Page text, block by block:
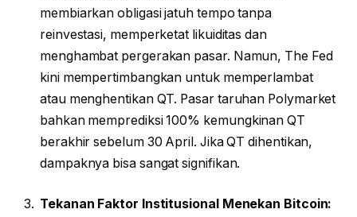
membiarkan obligasi jatuh tempo tanpa
reinvestasi, memperketat likuiditas dan
menghambat pergerakan pasar. Namun, The Fed
kini mempertimbangkan untuk memperlambat
atau menghentikan QT. Pasar taruhan Polymarket
bahkan memprediksi 100% kemungkinan QT
berakhir sebelum 30 April. Jika QT dihentikan,
dampaknya bisa sangat signifikan.
Tekanan Faktor Institusional Menekan Bitcoin: